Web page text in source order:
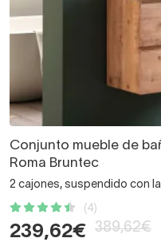
Conjunto mueble de
Roma Bruntec
2 cajones, suspendido con
(4)
239,62€ 389,62€